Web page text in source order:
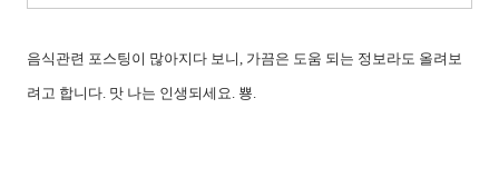
음식관련 포스팅이 많아지다 보니, 가끔은 도움 되는 정보라도 올려보
려고 합니다. 맛 나는 인생되세요. 뿅.